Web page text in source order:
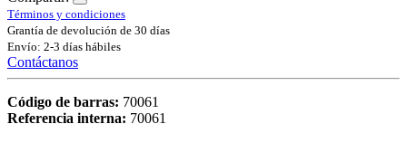
Términos y condiciones
Grantía de devolución de 30 días
Envío: 2-3 días hábiles
Contáctanos
Código de barras: 70061
Referencia interna: 70061